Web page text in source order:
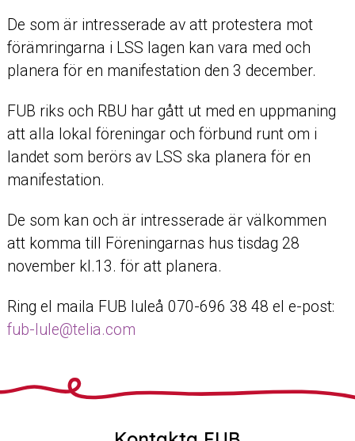
De som är intresserade av att protestera mot
förämringarna i LSS lagen kan vara med och
planera för en manifestation den 3 december.
FUB riks och RBU har gått ut med en uppmaning
att alla lokal föreningar och förbund runt om i
landet som berörs av LSS ska planera för en
manifestation.
De som kan och är intresserade är välkommen
att komma till Föreningarnas hus tisdag 28
november kl.13. för att planera.
Ring el maila FUB luleå 070-696 38 48 el e-post:
fub-lule@telia.com